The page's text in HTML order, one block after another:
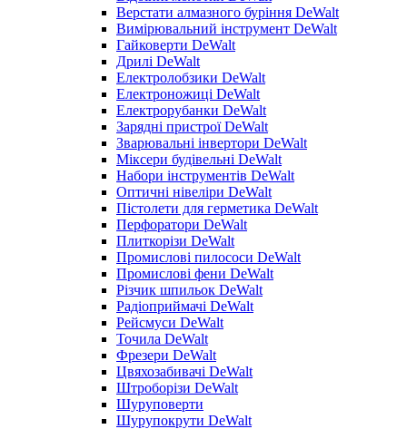
Верстати алмазного буріння DeWalt
Вимірювальний інструмент DeWalt
Гайковерти DeWalt
Дрилі DeWalt
Електролобзики DeWalt
Електроножиці DeWalt
Електрорубанки DeWalt
Зарядні пристрої DeWalt
Зварювальні інвертори DeWalt
Міксери будівельні DeWalt
Набори інструментів DeWalt
Оптичні нівеліри DeWalt
Пістолети для герметика DeWalt
Перфоратори DeWalt
Плиткорізи DeWalt
Промислові пилососи DeWalt
Промислові фени DeWalt
Різчик шпильок DeWalt
Радіоприймачі DeWalt
Рейсмуси DeWalt
Точила DeWalt
Фрезери DeWalt
Цвяхозабивачі DeWalt
Штроборізи DeWalt
Шуруповерти
Шурупокрути DeWalt